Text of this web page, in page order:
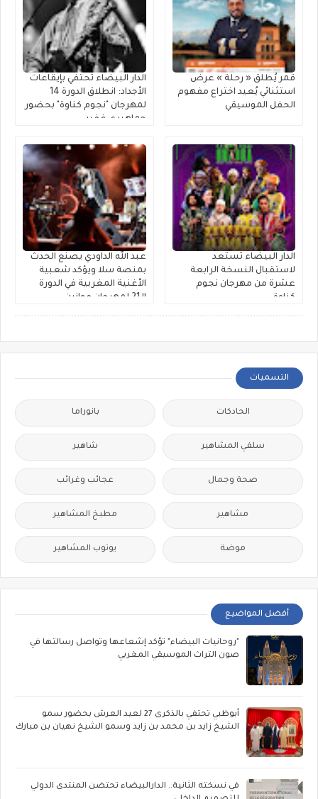
قمر يُطلق « رحلة » عرضٌ
استثنائي يُعيد اختراع مفهوم
الحفل الموسيقي
الدار البيضاء تحتفي بإيقاعات
الأجداد: انطلاق الدورة 14
لمهرجان "نجوم كناوة" بحضور
جماهيري غفير
الدار البيضاء تستعد
لاستقبال النسخة الرابعة
عشرة من مهرجان نجوم
كناوة
عبد الله الداودي يصنع الحدث
بمنصة سلا ويؤكد شعبية
الأغنية المغربية في الدورة
الـ21 لمهرجان موازين
التسميات
الحادكات بانوراما
سلفي المشاهير شاهير
صحة وجمال عجائب وغرائب
مشاهير مطبخ المشاهير
موضة يوتوب المشاهير
أفضل المواضيع
"روحانيات البيضاء" تؤكد إشعاعها وتواصل رسالتها في
صون التراث الموسيقي المغربي
أبوظبي تحتفي بالذكرى 27 لعيد العرش بحضور سمو
الشيخ زايد بن محمد بن زايد وسمو الشيخ نهيان بن مبارك
في نسخته الثانية.. الدارالبيضاء تحتضن المنتدى الدولي